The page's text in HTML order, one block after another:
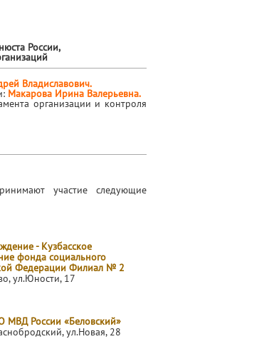
России,
Владиславович.
Макарова Ирина Валерьевна.
организации и контроля
участие следующие
- Кузбасское
фонда социального
Федерации Филиал № 2
ул.Юности, 17
МВД России «Беловский»
ул.Новая, 28